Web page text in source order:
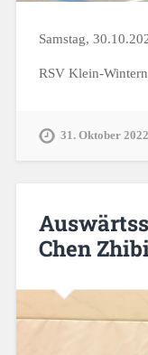
Samstag,
RSV Klein-
31. Oktober 2022
Chen